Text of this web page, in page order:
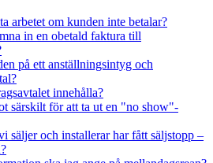
arbetet om kunden inte betalar?
in en obetald faktura till
på ett anställningsintyg och
innehålla?
särskilt för att ta ut en "no show"-
säljer och installerar har fått säljstopp –